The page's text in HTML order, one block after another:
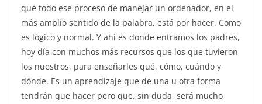
que todo ese proceso de manejar un ordenador, en el
más amplio sentido de la palabra, está por hacer. Como
es lógico y normal. Y ahí es donde entramos los padres,
hoy día con muchos más recursos que los que tuvieron
los nuestros, para enseñarles qué, cómo, cuándo y
dónde. Es un aprendizaje que de una u otra forma
tendrán que hacer pero que, sin duda, será mucho